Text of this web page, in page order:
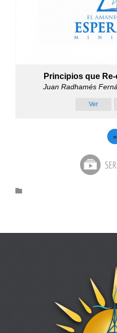
Principios que
Juan Radhamés
Ver
»
